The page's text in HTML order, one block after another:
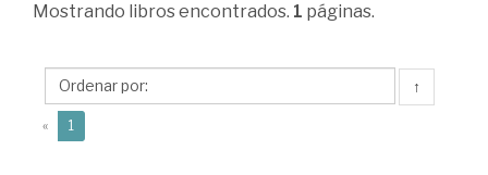
Hurtado,
Mostrando libros encontrados. 1 páginas.
↑
« 1